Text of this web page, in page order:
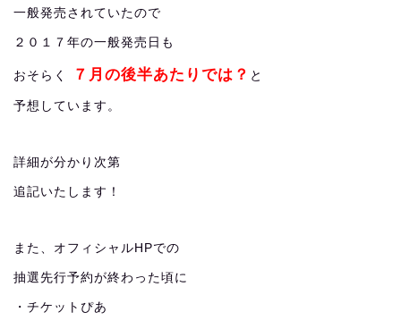
一般発売されていたので
２０１７年の一般発売日も
おそらく ７月の後半あたりでは？ と
予想しています。
詳細が分かり次第
追記いたします！
また、オフィシャルHPでの
抽選先行予約が終わった頃に
・チケットぴあ